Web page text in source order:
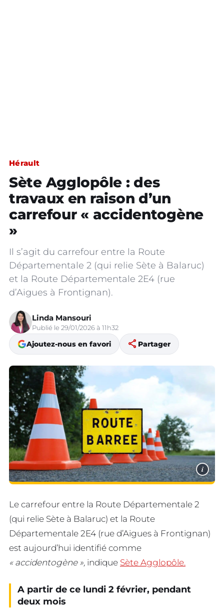
Hérault
Sète Agglopôle : des
travaux en raison d’un
carrefour « accidentogène
»
Il s’agit du carrefour entre la Route
Départementale 2 (qui relie Sète à Balaruc)
et la Route Départementale 2E4 (rue
d’Aigues à Frontignan).
Linda Mansouri
Publié le 29/01/2026 à 11h32
Ajoutez-nous en favori share Partager
i
Le carrefour entre la Route Départementale 2
(qui relie Sète à Balaruc) et la Route
Départementale 2E4 (rue d’Aigues à Frontignan)
est aujourd’hui identifié comme
« accidentogène », indique Sète Agglopôle.
A partir de ce lundi 2 février, pendant
deux mois